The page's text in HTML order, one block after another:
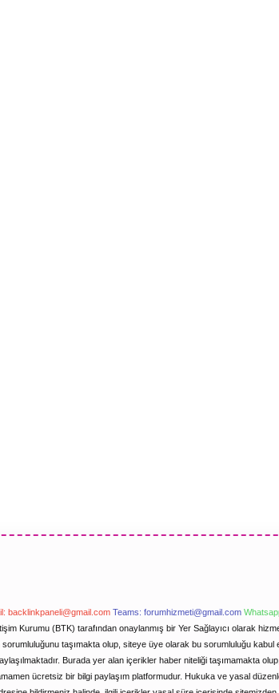
backlinkpaneli@gmail.com Teams: forumhizmeti@gmail.com
Kurumu (BTK) tarafından onaylanmış bir Yer Sağlayıcı olarak
taşımakta olup, siteye üye olarak bu sorumluluğu
Burada yer alan içerikler haber niteliği taşımamakta
ücretsiz bir bilgi paylaşım platformudur. Hukuka ve yasal